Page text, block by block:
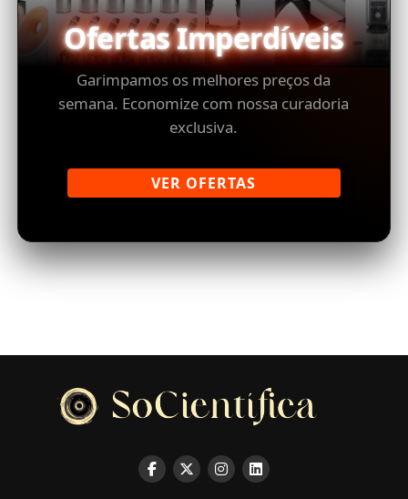
Ofertas Imperdíveis
Garimpamos os melhores preços da
semana. Economize com nossa curadoria
exclusiva.
VER OFERTAS